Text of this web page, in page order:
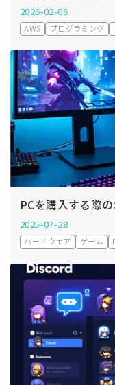
2026-02-06
AWS プログラミング
PCを購入する際
2025-07-28
ハードウェア ゲーム